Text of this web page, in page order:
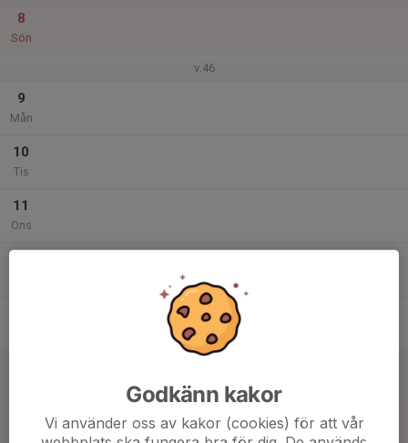
8
Sön
v.46
9
Mån
10
Tis
11
Ons
Godkänn kakor
Vi använder oss av kakor (cookies) för att vår